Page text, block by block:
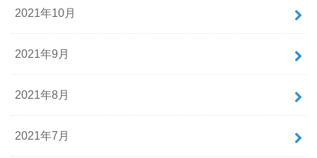
2021年10月
2021年9月
2021年8月
2021年7月